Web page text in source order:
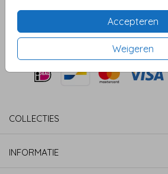
Accepteren
Weigeren
Prijs:€ 5,95 per 25
COLLECTIES
INFORMATIE